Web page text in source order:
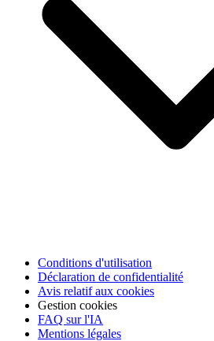
Conditions d'utilisation
Déclaration de confidentialité
Avis relatif aux cookies
Gestion cookies
FAQ sur l'IA
Mentions légales